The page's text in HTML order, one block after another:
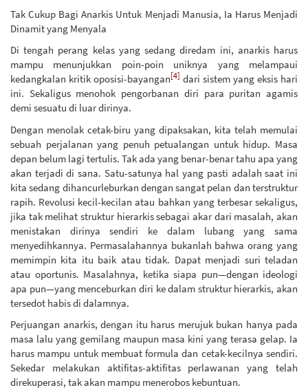
Tak Cukup Bagi Anarkis Untuk Menjadi Manusia, Ia Harus Menjadi
Dinamit yang Menyala
Di tengah perang kelas yang sedang diredam ini, anarkis harus
mampu menunjukkan poin-poin uniknya yang melampaui
kedangkalan kritik oposisi-bayangan[4] dari sistem yang eksis hari
ini. Sekaligus menohok pengorbanan diri para puritan agamis
demi sesuatu di luar dirinya.
Dengan menolak cetak-biru yang dipaksakan, kita telah memulai
sebuah perjalanan yang penuh petualangan untuk hidup. Masa
depan belum lagi tertulis. Tak ada yang benar-benar tahu apa yang
akan terjadi di sana. Satu-satunya hal yang pasti adalah saat ini
kita sedang dihancurleburkan dengan sangat pelan dan terstruktur
rapih. Revolusi kecil-kecilan atau bahkan yang terbesar sekaligus,
jika tak melihat struktur hierarkis sebagai akar dari masalah, akan
menistakan dirinya sendiri ke dalam lubang yang sama
menyedihkannya. Permasalahannya bukanlah bahwa orang yang
memimpin kita itu baik atau tidak. Dapat menjadi suri teladan
atau oportunis. Masalahnya, ketika siapa pun—dengan ideologi
apa pun—yang menceburkan diri ke dalam struktur hierarkis, akan
tersedot habis di dalamnya.
Perjuangan anarkis, dengan itu harus merujuk bukan hanya pada
masa lalu yang gemilang maupun masa kini yang terasa gelap. Ia
harus mampu untuk membuat formula dan cetak-kecilnya sendiri.
Sekedar melakukan aktifitas-aktifitas perlawanan yang telah
direkuperasi, tak akan mampu menerobos kebuntuan.